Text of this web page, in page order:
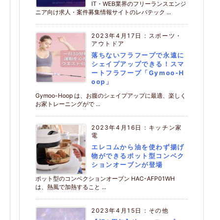
IT・WEB業界のフリーランスエンジ
ニア向け求人・案件募集情報サイトのレバテック ...
2023年4月17日 : スポーツ・
アウトドア
落ちないフラフープで永遠に
シェイプアップできる！スマ
ートフラフープ「Gymoo-H
oop」
Gymoo-Hoop は、お腹のシェイプアップに最適、楽しく
お家トレーニングがで ...
2023年4月16日 : キッチン家
電
エレコムから油を使わず揚げ
物ができるポット型コンベク
ションオーブンが登場
ポット型のコンベクションオーブン HAC-AFP01WH
は、熱風で加熱すること ...
2023年4月15日 : その他